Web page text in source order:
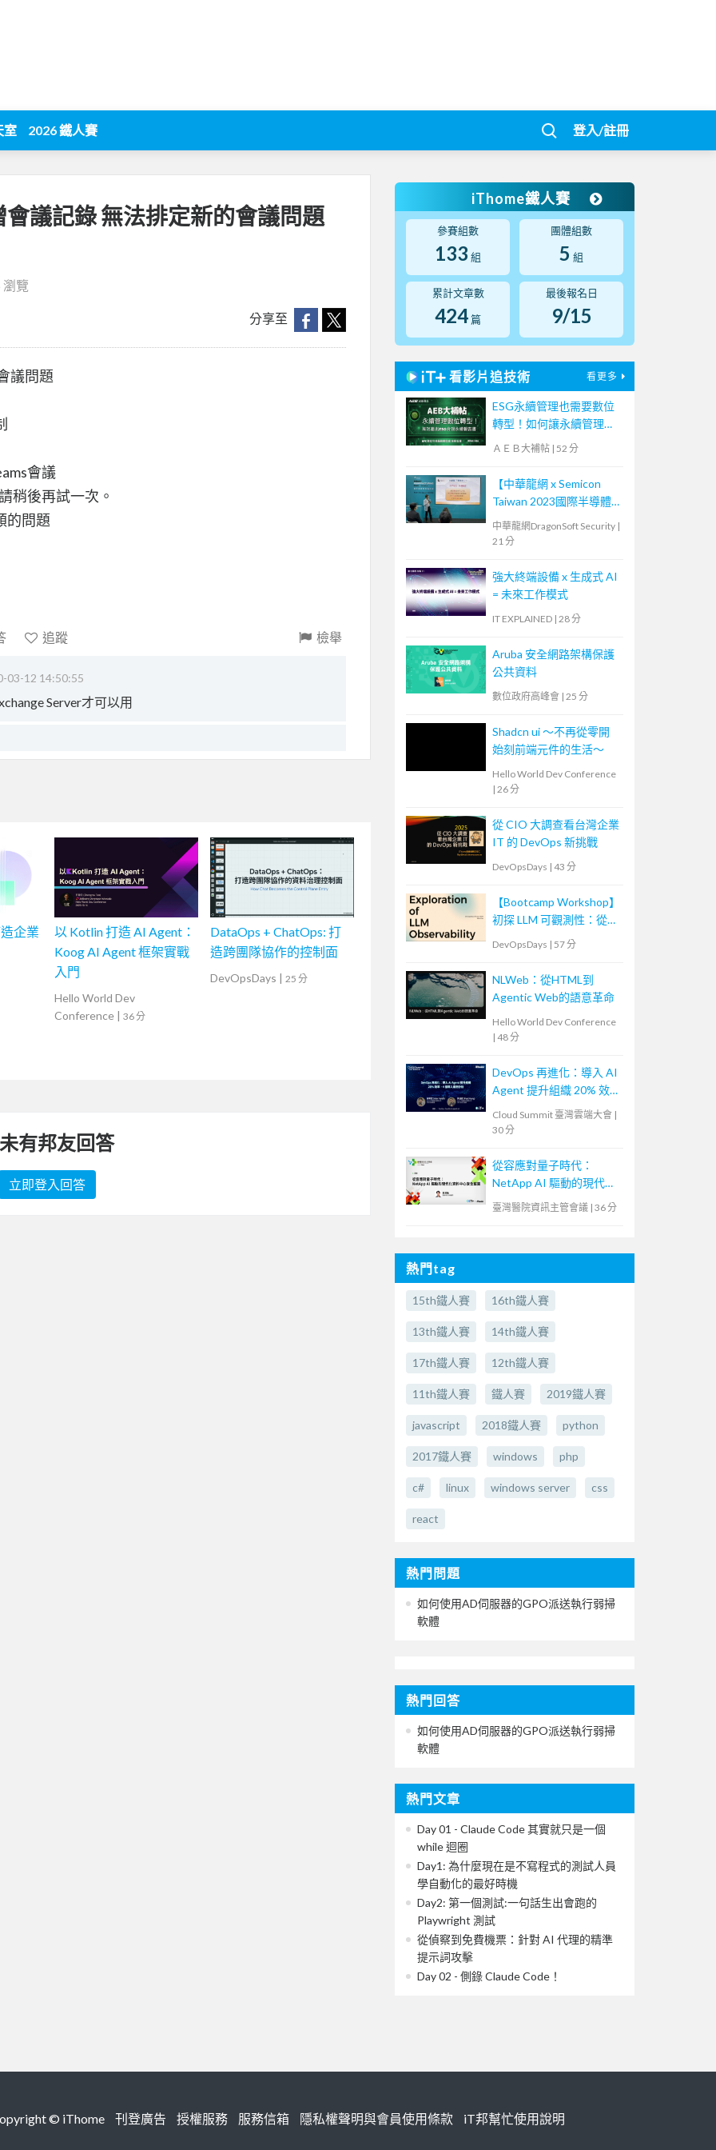
室 2026 鐵人賽 登入/註冊
議記錄 無法排定新的會議問題
瀏覽
分享至
議問題
會議
稍後再試一次。
的問題
追蹤 檢舉
03-12 14:50:55
Server才可以用
企業
以 Kotlin 打造 AI Agent：
Koog AI Agent 框架實戰
入門
Hello World Dev
Conference | 36 分
DataOps + ChatOps: 打
造跨團隊協作的控制面
DevOpsDays | 25 分
有邦友回答
立即登入回答
iThome鐵人賽
參賽組數
133 組
團體組數
5 組
累計文章數
424 篇
最後報名日
9/15
看影片追技術 看更多
ESG永續管理也需要數位
轉型！如何讓永續管理既
高效又符合國際標章？
ＡＥＢ大補帖 | 52 分
【中華龍網 x Semicon
Taiwan 2023國際半導體
展】供應鏈資安與零信任_
演講(中華龍網總經理-孫
中華龍網DragonSoft Security |
21 分
強大終端設備 x 生成式 AI
= 未來工作模式
IT EXPLAINED | 28 分
Aruba 安全網路架構保護
公共資料
數位政府高峰會 | 25 分
Shadcn ui ～不再從零開
始刻前端元件的生活～
Hello World Dev Conference
| 26 分
從 CIO 大調查看台灣企業
IT 的 DevOps 新挑戰
DevOpsDays | 43 分
【Bootcamp Workshop】
初探 LLM 可觀測性：從概
DevOpsDays | 57 分
NLWeb：從HTML到
Agentic Web的語意革命
Hello World Dev Conference
| 48 分
DevOps 再進化：導入 AI
Agent 提升組織 20% 效
率，4 個導入案例分析
Cloud Summit 臺灣雲端大會 |
30 分
從容應對量子時代：
NetApp AI 驅動的現代化
資料中心安全藍圖
臺灣醫院資訊主管會議 | 36 分
熱門tag
15th鐵人賽 16th鐵人賽
13th鐵人賽 14th鐵人賽
17th鐵人賽 12th鐵人賽
11th鐵人賽 鐵人賽 2019鐵人賽
javascript 2018鐵人賽 python
2017鐵人賽 windows php
c# linux windows server css
react
熱門問題
如何使用AD伺服器的GPO派送執行弱掃
軟體
熱門回答
如何使用AD伺服器的GPO派送執行弱掃
軟體
熱門文章
Day 01 - Claude Code 其實就只是一個
while 迴圈
Day1: 為什麼現在是不寫程式的測試人員
學自動化的最好時機
Day2: 第一個測試:一句話生出會跑的
Playwright 測試
從偵察到免費機票：針對 AI 代理的精準
提示詞攻擊
Day 02 - 側錄 Claude Code！
© iThome 刊登廣告 授權服務 服務信箱 隱私權聲明與會員使用條款 iT邦幫忙使用說明